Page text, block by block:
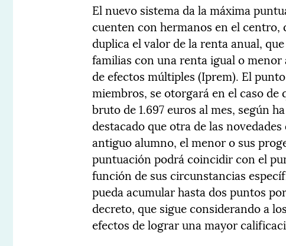
El nuevo sistema da la máxima
cuenten con hermanos en el centro,
duplica el valor de la renta anual,
familias con una renta igual o
de efectos múltiples (Iprem). El
miembros, se otorgará en el caso
bruto de 1.697 euros al mes, según
destacado que otra de las
antiguo alumno, el menor o sus
puntuación podrá coincidir con el
función de sus circunstancias
pueda acumular hasta dos puntos
decreto, que sigue considerando a
efectos de lograr una mayor